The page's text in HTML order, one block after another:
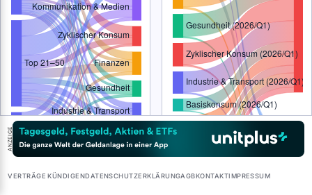
ANZEIGE
VERTRÄGE KÜNDIGENDATENSCHUTZERKLÄRUNGAGBKONTAKTIMPRESSUM